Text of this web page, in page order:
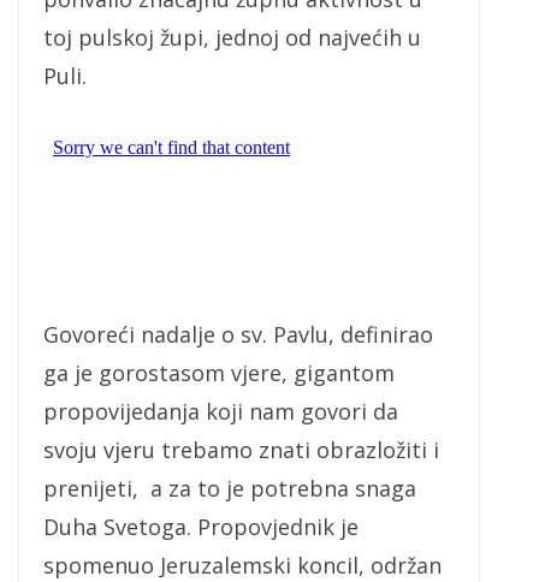
toj pulskoj župi, jednoj od najvećih u
Puli.
Govoreći nadalje o sv. Pavlu, definirao
ga je gorostasom vjere, gigantom
propovijedanja koji nam govori da
svoju vjeru trebamo znati obrazložiti i
prenijeti, a za to je potrebna snaga
Duha Svetoga. Propovjednik je
spomenuo Jeruzalemski koncil, održan